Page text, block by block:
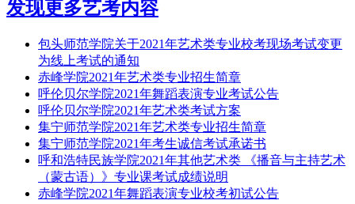
发现更多艺考内容
包头师范学院关于2021年艺术类专业校考现场考试变更
为线上考试的通知
赤峰学院2021年艺术类专业招生简章
呼伦贝尔学院2021年舞蹈表演专业考试公告
呼伦贝尔学院2021年艺术类考试方案
集宁师范学院2021年艺术类专业招生简章
集宁师范学院2021年考生诚信考试承诺书
呼和浩特民族学院2021年其他艺术类 《播音与主持艺术
（蒙古语）》专业课考试成绩说明
赤峰学院2021年舞蹈表演专业校考初试公告